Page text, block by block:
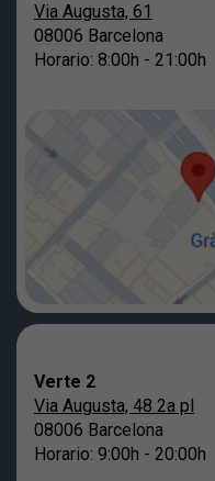
Via Augusta, 61
08006 Barcelona
Horario: 8:00h - 21:00h
Verte 2
Via Augusta, 48 2a pl
08006 Barcelona
Horario: 9:00h - 20:00h